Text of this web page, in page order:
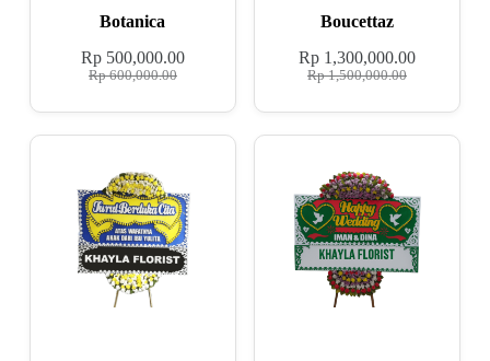
Botanica
Rp600,000.00
Rp500,000.00
Boucettaz
Rp1,500,000.00
Rp 1,300,000.00